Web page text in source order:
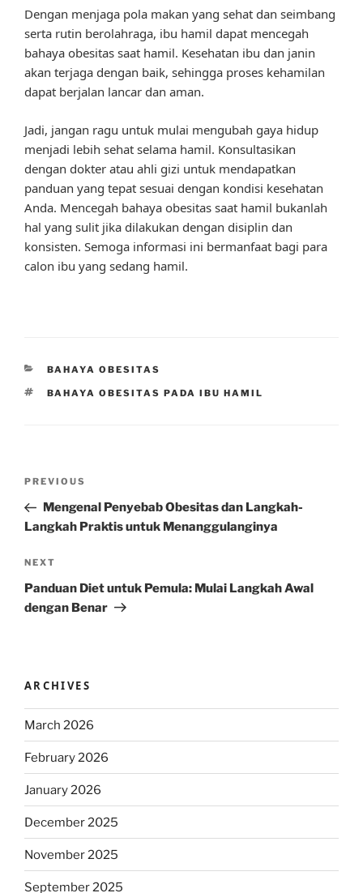
Dengan menjaga pola makan yang sehat dan seimbang
serta rutin berolahraga, ibu hamil dapat mencegah
bahaya obesitas saat hamil. Kesehatan ibu dan janin
akan terjaga dengan baik, sehingga proses kehamilan
dapat berjalan lancar dan aman.
Jadi, jangan ragu untuk mulai mengubah gaya hidup
menjadi lebih sehat selama hamil. Konsultasikan
dengan dokter atau ahli gizi untuk mendapatkan
panduan yang tepat sesuai dengan kondisi kesehatan
Anda. Mencegah bahaya obesitas saat hamil bukanlah
hal yang sulit jika dilakukan dengan disiplin dan
konsisten. Semoga informasi ini bermanfaat bagi para
calon ibu yang sedang hamil.
CATEGORIES
BAHAYA OBESITAS
TAGS
BAHAYA OBESITAS PADA IBU HAMIL
Previous
Post
PREVIOUS
Mengenal Penyebab Obesitas dan Langkah-
Langkah Praktis untuk Menanggulanginya
Next
Post
NEXT
Panduan Diet untuk Pemula: Mulai Langkah Awal
dengan Benar
ARCHIVES
March 2026
February 2026
January 2026
December 2025
November 2025
September 2025